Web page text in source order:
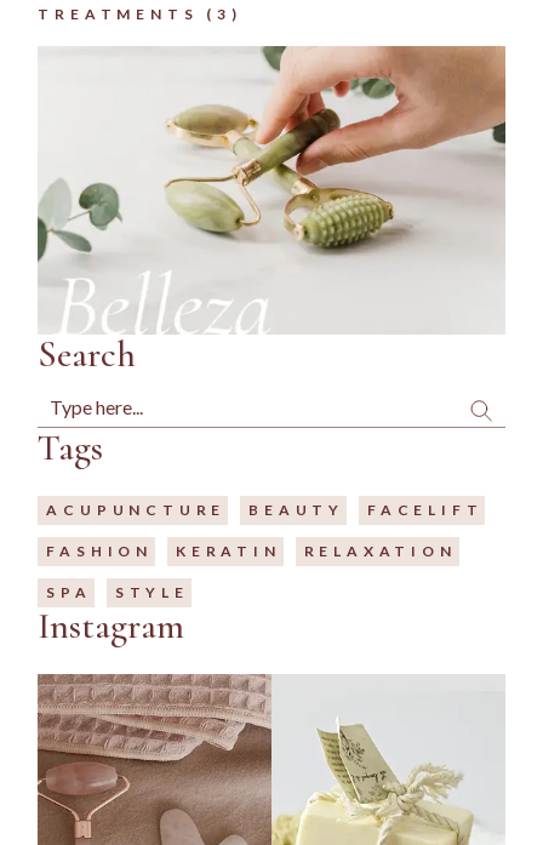
TREATMENTS 3
Search
Tags
ACUPUNCTURE BEAUTY FACELIFT
FASHION KERATIN RELAXATION
SPA STYLE
Instagram